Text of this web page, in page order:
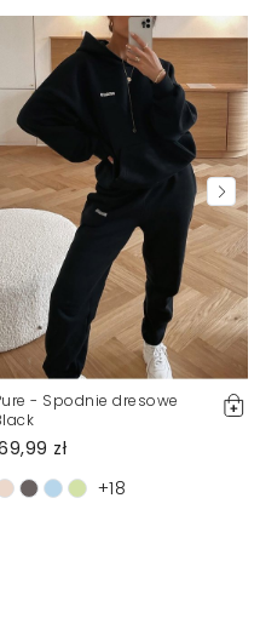
- Spodnie dresowe
zł
+18